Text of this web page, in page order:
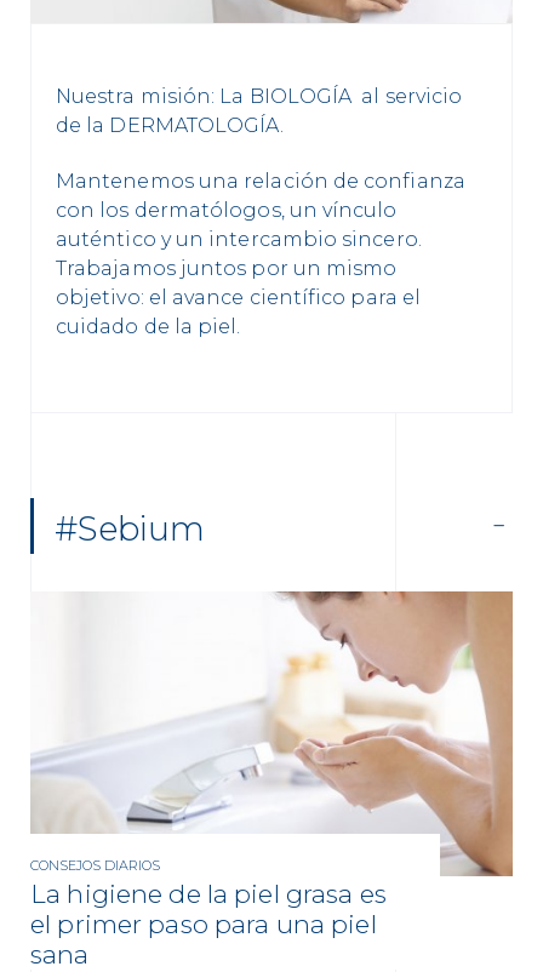
Nuestra misión: La BIOLOGÍA al servicio
de la DERMATOLOGÍA.
Mantenemos una relación de confianza
con los dermatólogos, un vínculo
auténtico y un intercambio sincero.
Trabajamos juntos por un mismo
objetivo: el avance científico para el
cuidado de la piel.
#Sebium
CONSEJOS DIARIOS
La higiene de la piel grasa es
el primer paso para una piel
sana